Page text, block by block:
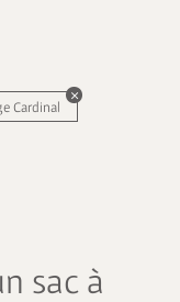
Cardinal
sac à